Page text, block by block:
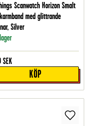
Scanwatch Horizon Smalt
med glittrande
Silver
SEK
KÖP